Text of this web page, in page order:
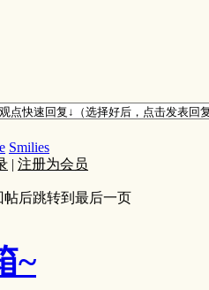
Smilies
| 注册为会员
帖后跳转到最后一页
~